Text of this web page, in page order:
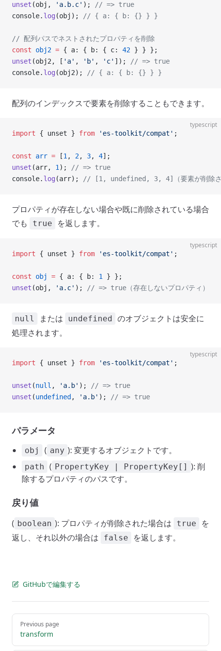
unset (obj, 'a.b.c' );
// => true
console. log (obj); // { a: { b: {} } }
// 配列パスでネストされたプロパティを削除
const obj2 = { a: { b: { c: 42 } } };
unset (obj2, [ 'a' , 'b' , 'c' ]);
// => true
console. log (obj2); // { a: { b: {} } }
配列のインデックスで要素を削除することもできます。
typescript
import { unset } from 'es-toolkit/compat' ;
const arr = [1 , 2, 3, 4];
unset (arr, 1 );
// => true
console. log (arr); // [1, undefined, 3, 4]（要素が削除さ
プロパティが存在しない場合や既に削除されている場合
でも
true を返します。
typescript
import { unset } from 'es-toolkit/compat' ;
const obj = { a: { b: 1
} };
unset (obj, 'a.c' ); // => true（存在しないプロパティ）
null または undefined のオブジェクトは安全に
処理されます。
typescript
import { unset } from 'es-toolkit/compat' ;
unset (null , 'a.b' );
// => true
unset (undefined , 'a.b' ); // => true
パラメータ
obj ( any ): 変更するオブジェクトです。
path ( PropertyKey | PropertyKey[] ): 削
除するプロパティのパスです。
戻り値
( boolean ): プロパティが削除された場合は true
を
返し、それ以外の場合は
false を返します。
GitHubで編集する
Pager
Previous page
transform